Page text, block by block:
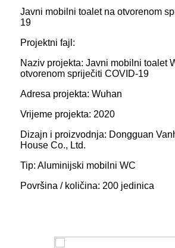
Javni mobilni toalet na otvorenom
19
Projektni fajl:
Naziv projekta: Javni mobilni toalet
otvorenom spriječiti COVID-19
Adresa projekta: Wuhan
Vrijeme projekta: 2020
Dizajn i proizvodnja: Dongguan
House Co., Ltd.
Tip: Aluminijski mobilni WC
Površina / količina: 200 jedinica